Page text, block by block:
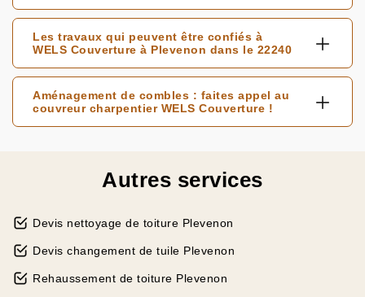
Les travaux qui peuvent être confiés à
WELS Couverture à Plevenon dans le 22240
Aménagement de combles : faites appel au
couvreur charpentier WELS Couverture !
Autres services
Devis nettoyage de toiture Plevenon
Devis changement de tuile Plevenon
Rehaussement de toiture Plevenon